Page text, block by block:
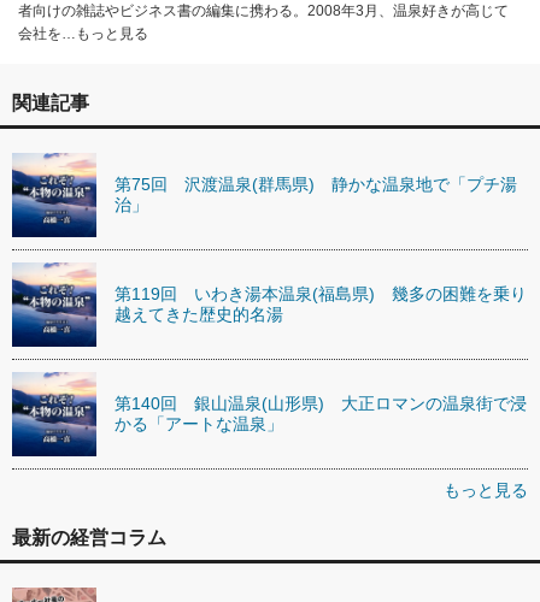
者向けの雑誌やビジネス書の編集に携わる。2008年3月、温泉好きが高じて
会社を…もっと見る
関連記事
第75回 沢渡温泉(群馬県) 静かな温泉地で「プチ湯
治」
第119回 いわき湯本温泉(福島県) 幾多の困難を乗り
越えてきた歴史的名湯
第140回 銀山温泉(山形県) 大正ロマンの温泉街で浸
かる「アートな温泉」
もっと見る
最新の経営コラム